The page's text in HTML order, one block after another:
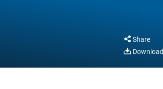
Share
Download